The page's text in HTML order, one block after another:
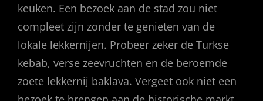
keuken. Een bezoek aan de stad zou niet
compleet zijn zonder te genieten van de
lokale lekkernijen. Probeer zeker de Turkse
kebab, verse zeevruchten en de beroemde
zoete lekkernij baklava. Vergeet ook niet een